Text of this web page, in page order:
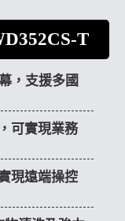
T
，支援多國
可實現業務
現遠端操控